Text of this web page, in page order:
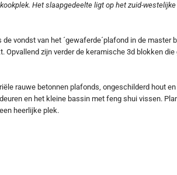
Het slaapgedeelte ligt op het zuid-
vondst van het ´gewaferde´plafond in de master
zijn verder de keramische 3d blokken die
rauwe betonnen plafonds, ongeschilderd hout
en het kleine bassin met feng shui vissen.
heerlijke plek.